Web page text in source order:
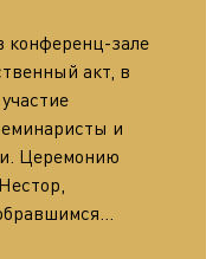
конференц-зале
акт, в
и
Церемонию